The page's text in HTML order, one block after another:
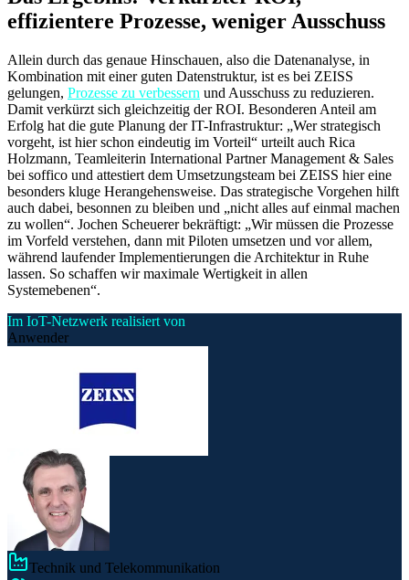
effizientere Prozesse, weniger Ausschuss
Allein durch das genaue Hinschauen, also die Datenanalyse, in
Kombination mit einer guten Datenstruktur, ist es bei ZEISS
gelungen, Prozesse zu verbessern und Ausschuss zu reduzieren.
Damit verkürzt sich gleichzeitig der ROI. Besonderen Anteil am
Erfolg hat die gute Planung der IT-Infrastruktur: „Wer strategisch
vorgeht, ist hier schon eindeutig im Vorteil“ urteilt auch Rica
Holzmann, Teamleiterin International Partner Management & Sales
bei soffico und attestiert dem Umsetzungsteam bei ZEISS hier eine
besonders kluge Herangehensweise. Das strategische Vorgehen hilft
auch dabei, besonnen zu bleiben und „nicht alles auf einmal machen
zu wollen“. Jochen Scheuerer bekräftigt: „Wir müssen die Prozesse
im Vorfeld verstehen, dann mit Piloten umsetzen und vor allem,
während laufender Implementierungen die Architektur in Ruhe
lassen. So schaffen wir maximale Wertigkeit in allen
Systemebenen“.
Im IoT-Netzwerk realisiert von
Anwender
Technik und Telekommunikation